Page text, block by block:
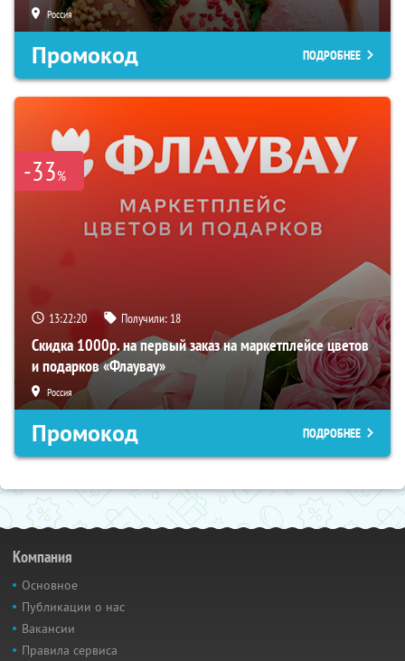
Россия
Промокод ПОДРОБНЕЕ
-33%
13:22:19 Получили: 18
Скидка 1000р. на первый заказ на маркетплейсе цветов
и подарков «Флаувау»
Россия
Промокод ПОДРОБНЕЕ
Компания
Основное
Публикации о нас
Вакансии
Правила сервиса